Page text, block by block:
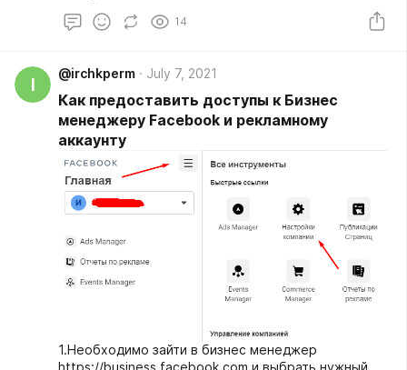
14
I
@irchkperm July 7, 2021
Как предоставить доступы к Бизнес
менеджеру Facebook и рекламному
аккаунту
1.Необходимо зайти в бизнес менеджер
https://business.facebook.com и выбрать нужный,